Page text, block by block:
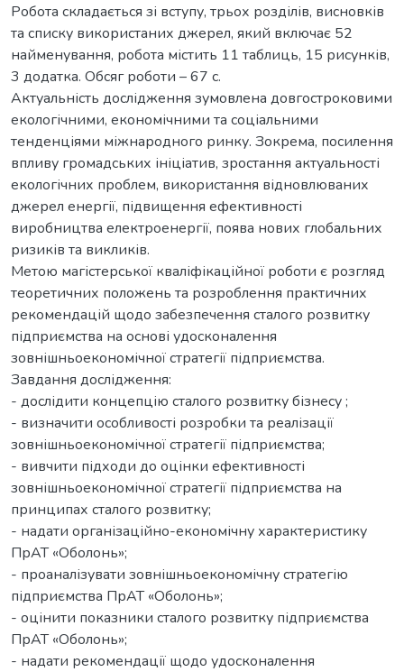
Робота складається зі вступу, трьох розділів, висновків
та списку використаних джерел, який включає 52
найменування, робота містить 11 таблиць, 15 рисунків,
3 додатка. Обсяг роботи – 67 с.
Актуальність дослідження зумовлена довгостроковими
екологічними, економічними та соціальними
тенденціями міжнародного ринку. Зокрема, посилення
впливу громадських ініціатив, зростання актуальності
екологічних проблем, використання відновлюваних
джерел енергії, підвищення ефективності
виробництва електроенергії, поява нових глобальних
ризиків та викликів.
Метою магістерської кваліфікаційної роботи є розгляд
теоретичних положень та розроблення практичних
рекомендацій щодо забезпечення сталого розвитку
підприємства на основі удосконалення
зовнішньоекономічної стратегії підприємства.
Завдання дослідження:
- дослідити концепцію сталого розвитку бізнесу ;
- визначити особливості розробки та реалізації
зовнішньоекономічної стратегії підприємства;
- вивчити підходи до оцінки ефективності
зовнішньоекономічної стратегії підприємства на
принципах сталого розвитку;
- надати організаційно-економічну характеристику
ПрАТ «Оболонь»;
- проаналізувати зовнішньоекономічну стратегію
підприємства ПрАТ «Оболонь»;
- оцінити показники сталого розвитку підприємства
ПрАТ «Оболонь»;
- надати рекомендації щодо удосконалення